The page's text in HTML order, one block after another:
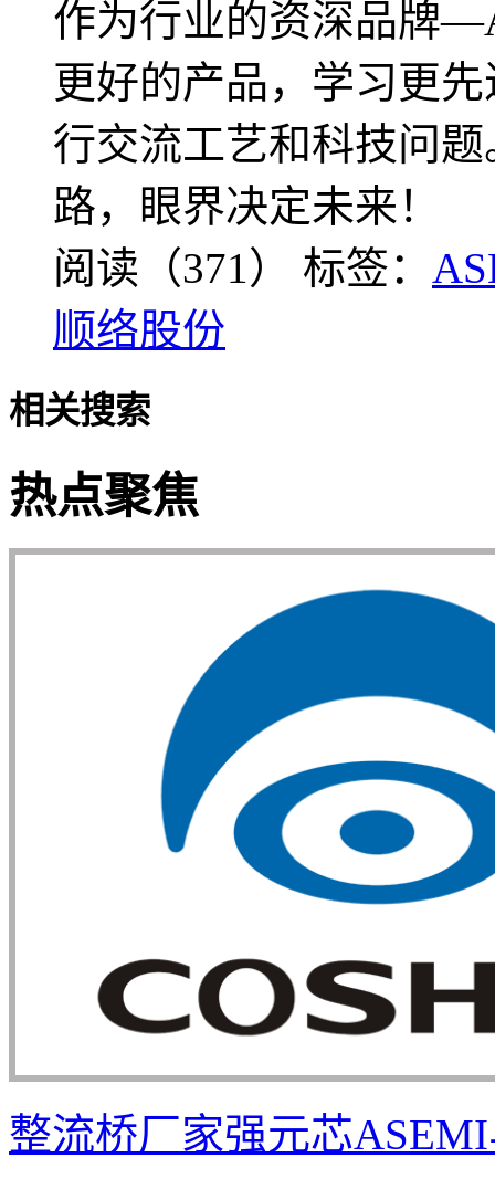
作为行业的资深品牌
更好的产品，学习更
行交流工艺和科技问
路，眼界决定未来！
阅读（371） 标签：
顺络股份
相关搜索
热点聚焦
整流桥厂家强元芯